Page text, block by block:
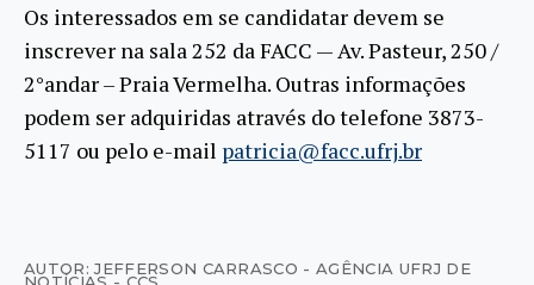
Os interessados em se candidatar devem se
inscrever na sala 252 da FACC — Av. Pasteur, 250 /
2°andar – Praia Vermelha. Outras informações
podem ser adquiridas através do telefone 3873-
5117 ou pelo e-mail patricia@facc.ufrj.br
AUTOR: JEFFERSON CARRASCO - AGÊNCIA UFRJ DE